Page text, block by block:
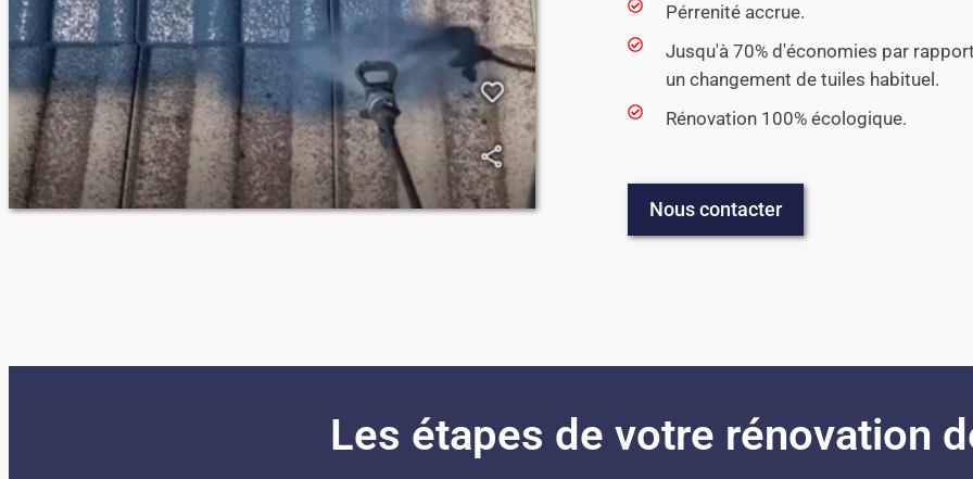
Pérrenité accrue.
Jusqu'à 70% d'économies par
un changement de tuiles habituel.
Rénovation 100% écologique.
Nous contacter
Les étapes de votre rénovation